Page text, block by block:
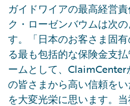
ガイドワイアの最高経営
ク・ローゼンバウムは次
す。「日本のお客さま固
る最も包括的な保険金支
ームとして、ClaimCenter
の皆さまから高い信頼を
を大変光栄に思います。